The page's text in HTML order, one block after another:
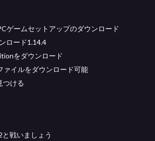
ゲームセットアップのダウンロード
ロード1.14.4
をダウンロード
ァイルをダウンロード可能
つける
戦いましょう